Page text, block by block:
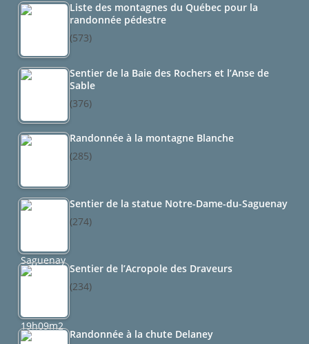
Liste des montagnes du Québec pour la
randonnée pédestre
(573)
Sentier de la Baie des Rochers et l’Anse de
Sable
(376)
Randonnée à la montagne Blanche
(285)
Sentier de la statue Notre-Dame-du-Saguenay
(274)
Sentier de l’Acropole des Draveurs
(234)
Randonnée à la chute Delaney